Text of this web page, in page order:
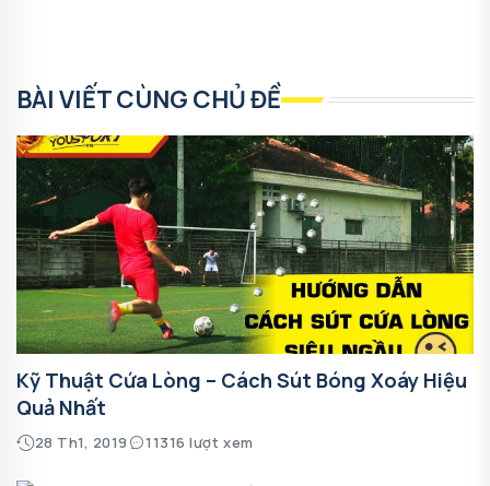
BÀI VIẾT CÙNG CHỦ ĐỀ
Kỹ Thuật Cứa Lòng – Cách Sút Bóng Xoáy Hiệu
Quả Nhất
28 Th1, 2019 11316 lượt xem